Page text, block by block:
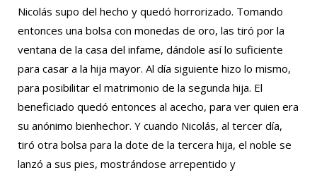
Nicolás supo del hecho y quedó horrorizado. Tomando
entonces una bolsa con monedas de oro, las tiró por la
ventana de la casa del infame, dándole así lo suficiente
para casar a la hija mayor. Al día siguiente hizo lo mismo,
para posibilitar el matrimonio de la segunda hija. El
beneficiado quedó entonces al acecho, para ver quien era
su anónimo bienhechor. Y cuando Nicolás, al tercer día,
tiró otra bolsa para la dote de la tercera hija, el noble se
lanzó a sus pies, mostrándose arrepentido y